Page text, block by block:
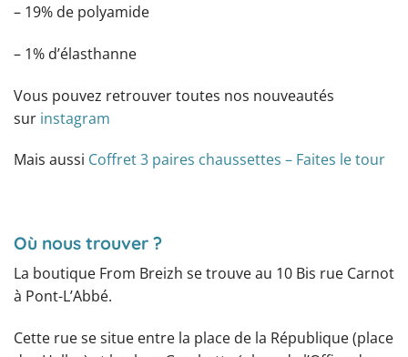
– 19% de polyamide
– 1% d’élasthanne
Vous pouvez retrouver toutes nos nouveautés
sur instagram
Mais aussi Coffret 3 paires chaussettes – Faites le tour
Où nous trouver ?
La boutique From Breizh se trouve au 10 Bis rue Carnot
à Pont-L’Abbé.
Cette rue se situe entre la place de la République (place